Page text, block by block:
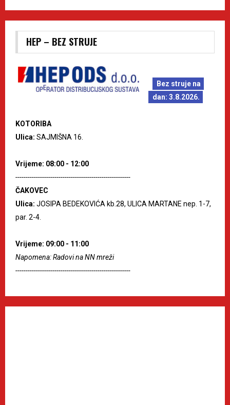
HEP – BEZ STRUJE
Bez struje na
dan: 3.8.2026.
KOTORIBA
Ulica: SAJMIŠNA 16.
Vrijeme: 08:00 - 12:00
--------------------------------------------------------
ČAKOVEC
Ulica: JOSIPA BEDEKOVIĆA kb.28, ULICA MARTANE nep. 1-7,
par. 2-4.
Vrijeme: 09:00 - 11:00
Napomena: Radovi na NN mreži
--------------------------------------------------------